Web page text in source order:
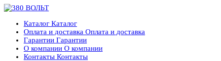
Перейти
содержимому
Каталог Каталог
Оплата и доставка Оплата и доставка
Гарантии Гарантии
О компании О компании
Контакты Контакты